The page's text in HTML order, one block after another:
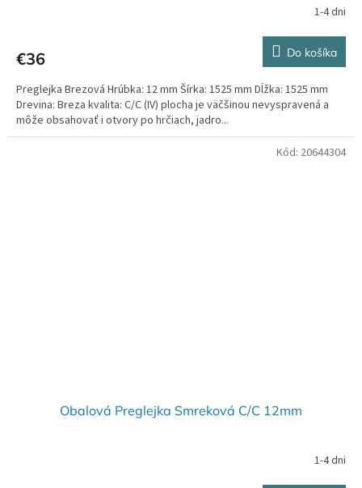
1-4 dni
€36 Do košíka
Preglejka Brezová Hrúbka: 12 mm Šírka: 1525 mm Dĺžka: 1525 mm
Drevina: Breza kvalita: C/C (IV) plocha je väčšinou nevyspravená a
môže obsahovať i otvory po hrčiach, jadro...
Obalová Preglejka Smreková C/C 12mm
1-4 dni
Kód: 20644304